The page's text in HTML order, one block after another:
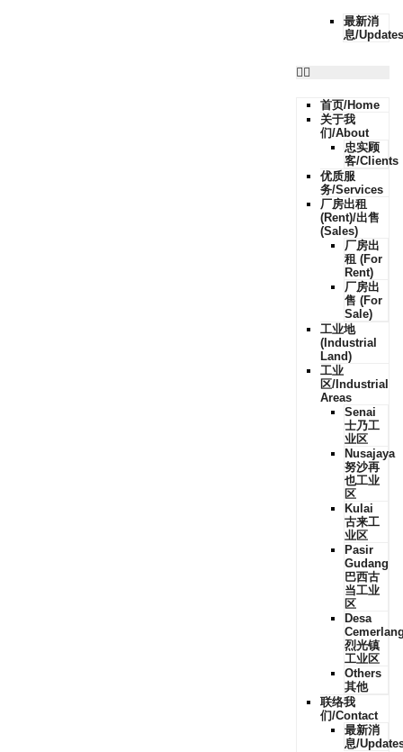
最新消
息/Updates
首页/Home
关于我
们/About
忠实顾
客/Clients
优质服
务/Services
厂房出租
(Rent)/出售
(Sales)
厂房出
租 (For
Rent)
厂房出
售 (For
Sale)
工业地
(Industrial
Land)
工业
区/Industrial
Areas
Senai
士乃工
业区
Nusajaya
努沙再
也工业
区
Kulai
古来工
业区
Pasir
Gudang
巴西古
当工业
区
Desa
烈光镇
工业区
Others
其他
联络我
们/Contact
最新消
息/